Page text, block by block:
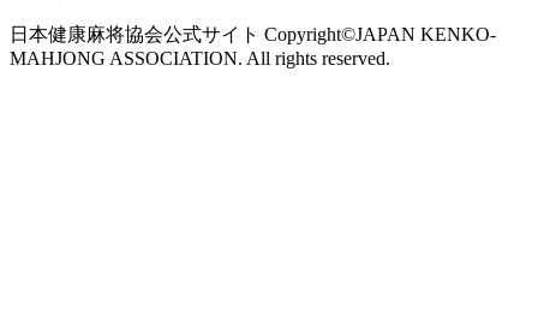
日本健康麻将協会公式サイト Copyright©JAPAN KENKO-
MAHJONG ASSOCIATION. All rights reserved.